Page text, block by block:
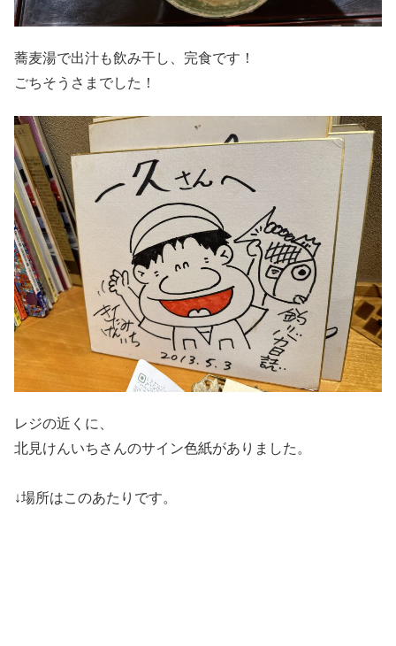
蕎麦湯で出汁も飲み干し、完食です！
ごちそうさまでした！
レジの近くに、
北見けんいちさんのサイン色紙がありました。
↓場所はこのあたりです。